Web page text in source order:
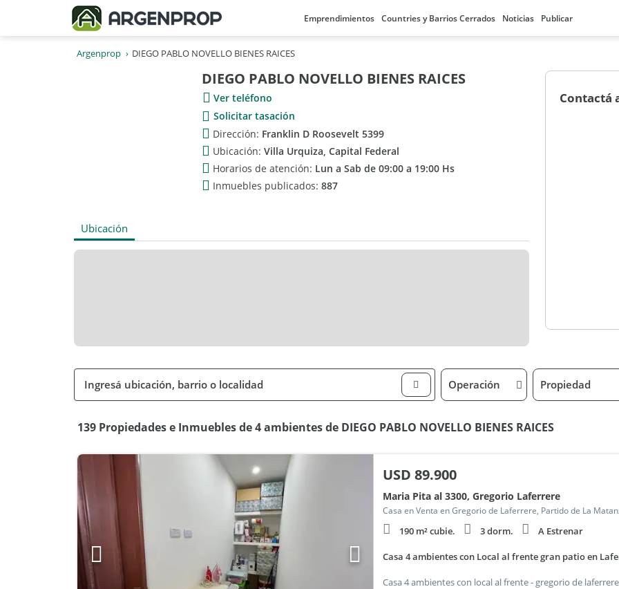
Emprendimientos Countries y Barrios Cerrados Noticias Publicar
Argenprop DIEGO PABLO NOVELLO BIENES RAICES
DIEGO PABLO NOVELLO BIENES RAICES
Ver teléfono
Solicitar tasación
Dirección: Franklin D Roosevelt 5399
Ubicación: Villa Urquiza, Capital Federal
Horarios de atención: Lun a Sab de 09:00 a 19:00 Hs
Inmuebles publicados: 887
Ubicación
Contactá
Operación Propiedad
139 Propiedades e Inmuebles de 4 ambientes de DIEGO PABLO NOVELLO BIENES RAICES
USD 89.900
Maria Pita al 3300, Gregorio Laferrere
Casa en Venta en Gregorio de Laferrere, Partido de La
190 m² cubie. 3 dorm. A Estrenar
Casa 4 ambientes con Local al frente gran patio en